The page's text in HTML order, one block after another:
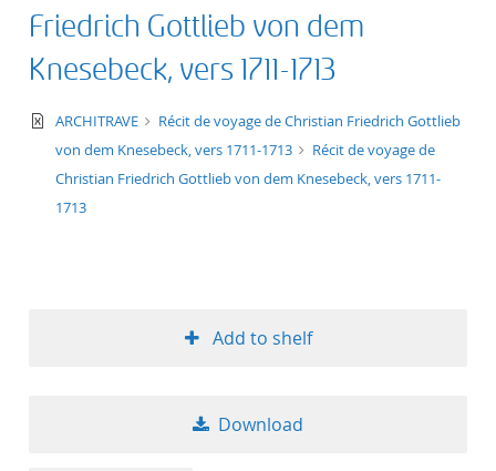
Friedrich Gottlieb von dem
Knesebeck, vers 1711-1713
text/xml
ARCHITRAVE
Récit de voyage de Christian Friedrich Gottlieb
von dem Knesebeck, vers 1711-1713
Récit de voyage de
Christian Friedrich Gottlieb von dem Knesebeck, vers 1711-
1713
Add to shelf
Download